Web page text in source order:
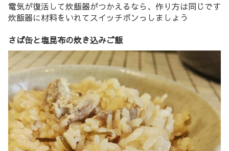
電気が復活して炊飯器がつかえるなら、作り方は同じです
炊飯器に材料をいれてスイッチポンっしましょう
さば缶と塩昆布の炊き込みご飯